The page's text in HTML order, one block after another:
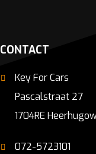
CONTACT
Key For Cars
Pascalstraat 27
1704RE
072-5723101